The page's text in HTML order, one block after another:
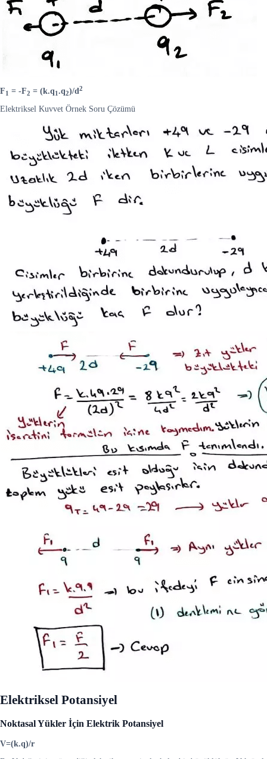
F1 = -F2 = (k.q1 .q2)/d2
Elektriksel Kuvvet Örnek Soru Çözümü
Elektriksel Potansiyel
Noktasal Yükler İçin Elektrik Potansiyel
V=(k.q)/r